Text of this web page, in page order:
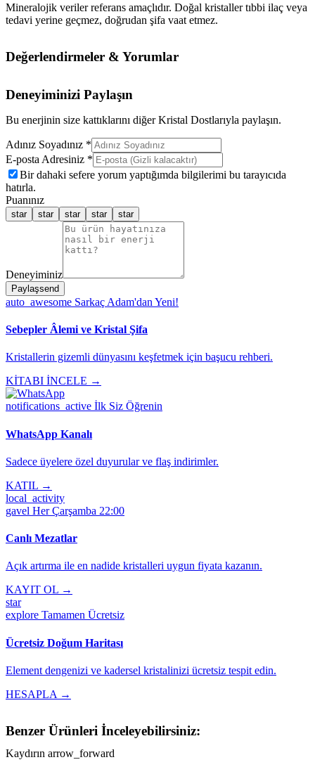
Mineralojik veriler referans amaçlıdır. Doğal kristaller tıbbi ilaç veya
tedavi yerine geçmez, doğrudan şifa vaat etmez.
Değerlendirmeler & Yorumlar
Deneyiminizi Paylaşın
Bu enerjinin size kattıklarını diğer Kristal Dostlarıyla paylaşın.
Adınız Soyadınız *
E-posta Adresiniz *
Bir dahaki sefere yorum yaptığımda bilgilerimi bu tarayıcıda
hatırla.
Puanınız
star star star star star
Deneyiminiz
Paylaşsend
auto_awesome Sarkaç Adam'dan Yeni!
Sebepler Âlemi ve Kristal Şifa
Kristallerin gizemli dünyasını keşfetmek için başucu rehberi.
KİTABI İNCELE →
notifications_active İlk Siz Öğrenin
WhatsApp Kanalı
Sadece üyelere özel duyurular ve flaş indirimler.
KATIL →
local_activity
gavel Her Çarşamba 22:00
Canlı Mezatlar
Açık artırma ile en nadide kristalleri uygun fiyata kazanın.
KAYIT OL →
star
explore Tamamen Ücretsiz
Ücretsiz Doğum Haritası
Element dengenizi ve kadersel kristalinizi ücretsiz tespit edin.
HESAPLA →
Benzer Ürünleri İnceleyebilirsiniz:
Kaydırın arrow_forward